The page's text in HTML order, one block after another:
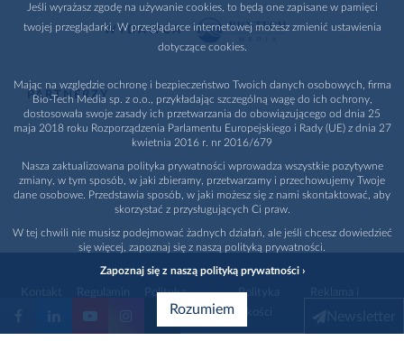
WYDAWCA
PARTNERZY
Polityka
prywatności
Polityka
promocja
Jeśli wyrażasz zgodę na używanie cookies, to będą one zapisane w pamięci
twojej przeglądarki. W przeglądarce internetowej możesz zmienić ustawienia
dotyczące cookies.
Mając na względzie ochronę i bezpieczeństwo Twoich danych osobowych, firma
Bio-Tech Media sp. z o.o., przykładając szczególną wagę do ich ochrony,
dostosowała swoje zasady ich przetwarzania do obowiązującego od dnia 25
maja 2018 roku Rozporządzenia Parlamentu Europejskiego i Rady (UE) z dnia 27
kwietnia 2016 r. nr 2016/679
Nasza zaktualizowana polityka prywatności wprowadza wszystkie pozytywne
zmiany, w tym sposób, w jaki zbieramy, przetwarzamy i przechowujemy Twoje
dane osobowe. Przedstawia sposób, w jaki możesz się z nami skontaktować, aby
skorzystać z przysługujących Ci praw.
W tej chwili nie musisz podejmować żadnych działań, ale jeśli chcesz dowiedzieć
się więcej, zapoznaj się z naszą polityką prywatności.
Zapoznaj się z naszą polityką prywatności ›
Rozumiem Newsletter